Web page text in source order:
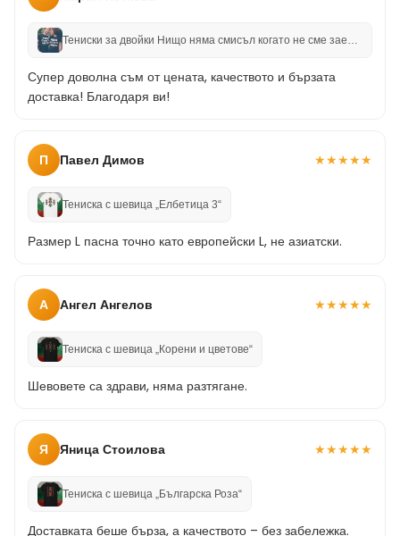
Тениски за двойки Нищо няма смисъл когато не сме заедно
Супер доволна съм от цената, качеството и бързата
доставка! Благодаря ви!
П Павел Димов ★★★★★
Тениска с шевица „Елбетица 3“
Размер L пасна точно като европейски L, не азиатски.
А Ангел Ангелов ★★★★★
Тениска с шевица „Корени и цветове“
Шевовете са здрави, няма разтягане.
Я Яница Стоилова ★★★★★
Тениска с шевица „Българска Роза“
Доставката беше бърза, а качеството – без забележка.